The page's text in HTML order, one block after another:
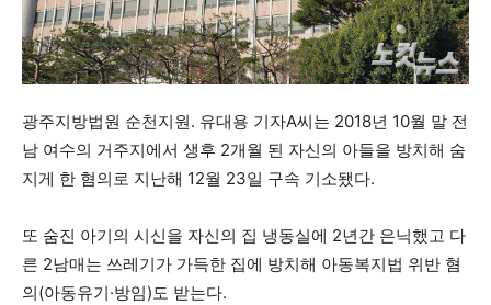
광주지방법원 순천지원. 유대용 기자A씨는 2018년 10월 말 전
남 여수의 거주지에서 생후 2개월 된 자신의 아들을 방치해 숨
지게 한 혐의로 지난해 12월 23일 구속 기소됐다.
또 숨진 아기의 시신을 자신의 집 냉동실에 2년간 은닉했고 다
른 2남매는 쓰레기가 가득한 집에 방치해 아동복지법 위반 혐
의(아동유기·방임)도 받는다.